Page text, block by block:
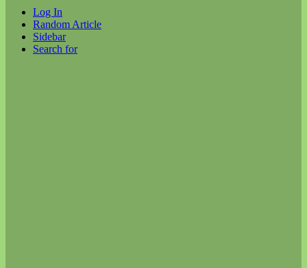
Log In
Random Article
Sidebar
Search for